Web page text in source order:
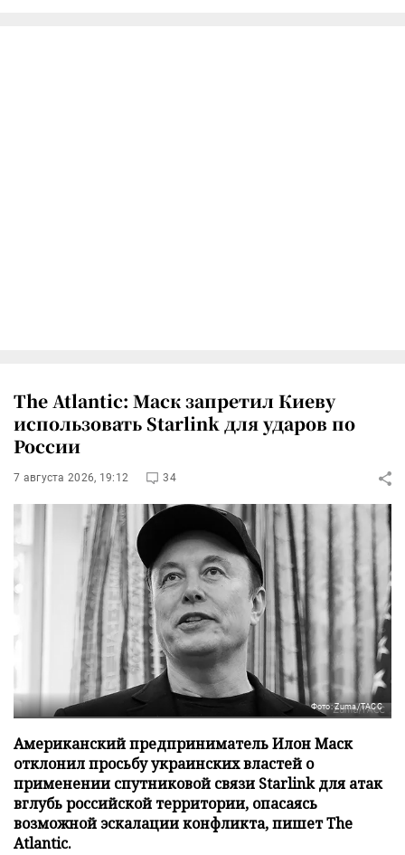
The Atlantic: Маск запретил Киеву
использовать Starlink для ударов по
России
7 августа 2026, 19:12 34
Фото: Zuma/ТАСС
Американский предприниматель Илон Маск
отклонил просьбу украинских властей о
применении спутниковой связи Starlink для атак
вглубь российской территории, опасаясь
возможной эскалации конфликта, пишет The
Atlantic.